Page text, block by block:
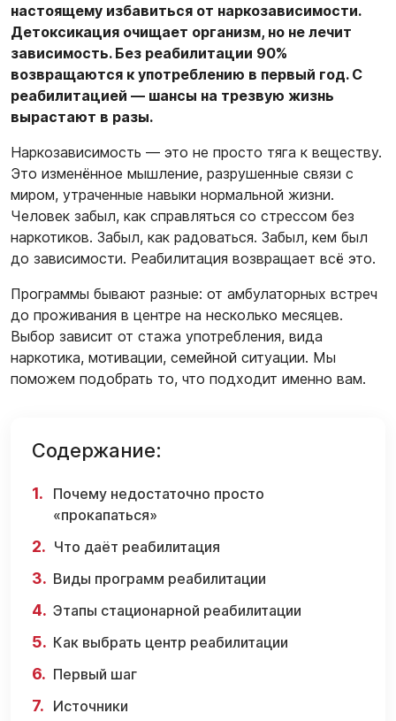
настоящему избавиться от наркозависимости.
Детоксикация очищает организм, но не лечит
зависимость. Без реабилитации 90%
возвращаются к употреблению в первый год. С
реабилитацией — шансы на трезвую жизнь
вырастают в разы.
Наркозависимость — это не просто тяга к веществу.
Это изменённое мышление, разрушенные связи с
миром, утраченные навыки нормальной жизни.
Человек забыл, как справляться со стрессом без
наркотиков. Забыл, как радоваться. Забыл, кем был
до зависимости. Реабилитация возвращает всё это.
Программы бывают разные: от амбулаторных встреч
до проживания в центре на несколько месяцев.
Выбор зависит от стажа употребления, вида
наркотика, мотивации, семейной ситуации. Мы
поможем подобрать то, что подходит именно вам.
Содержание:
Почему недостаточно просто
«прокапаться»
Что даёт реабилитация
Виды программ реабилитации
Этапы стационарной реабилитации
Как выбрать центр реабилитации
Первый шаг
Источники